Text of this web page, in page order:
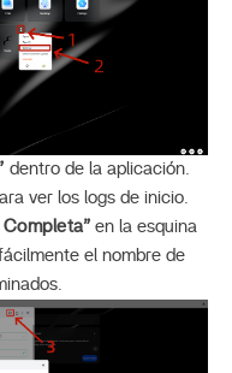
dentro de la aplicación.
ver los logs de inicio.
en la esquina
el nombre de